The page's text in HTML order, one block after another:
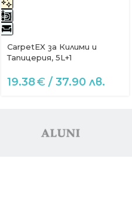
CarpetEX за Килими и
Тапицерия, 5L+1
19.38€ / 37.90 лв.